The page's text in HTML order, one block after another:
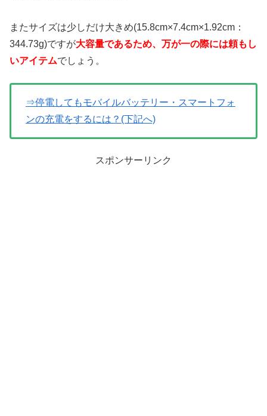
またサイズは少しだけ大きめ(15.8cm×7.4cm×1.92cm：
344.73g)ですが大容量であるため、万が一の際には頼もし
いアイテムでしょう。
⇒停電してもモバイルバッテリー・スマートフォ
ンの充電をするには？(下記へ)
スポンサーリンク